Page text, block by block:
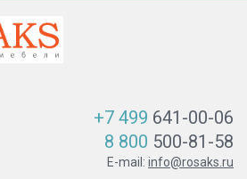
+7 499 641-00-06
8 800 500-81-58
E-mail: info@rosaks.ru